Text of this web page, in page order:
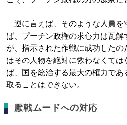
逆に言えば、そのような人員を
ば、プーチン政権の求心力は瓦解
が、指示された作戦に成功したの
はその人物を絶対に救わなくては
ば、国を統治する最大の権力であ
取ることはできない。
厭戦ムードへの対応